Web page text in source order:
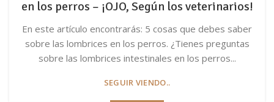
en los perros – ¡OJO, Según los veterinarios!
En este artículo encontrarás: 5 cosas que debes saber
sobre las lombrices en los perros. ¿Tienes preguntas
sobre las lombrices intestinales en los perros...
SEGUIR VIENDO..